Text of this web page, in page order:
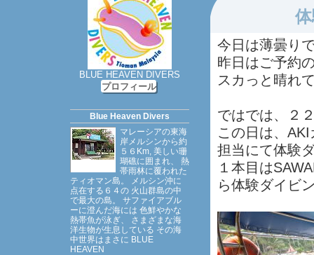
今日は薄曇り
昨日はご予約
スカっと晴れ
ではでは、２
この日は、
担当にて体験
１本目は
ら体験ダイビ
BLUE HEAVEN DIVERS
プロフィール
Blue Heaven Divers
マレーシアの東海
岸メルシンから約
５６Km, 美しい珊
瑚礁に囲まれ、 熱
帯雨林に覆われた
ティオマン島。 メルシン沖に
点在する６４の 火山群島の中
で最大の島。 サファイアブル
ーに澄んだ海には 色鮮やかな
熱帯魚が泳ぎ、 さまざまな海
洋生物が生息している その海
中世界はまさに BLUE
HEAVEN